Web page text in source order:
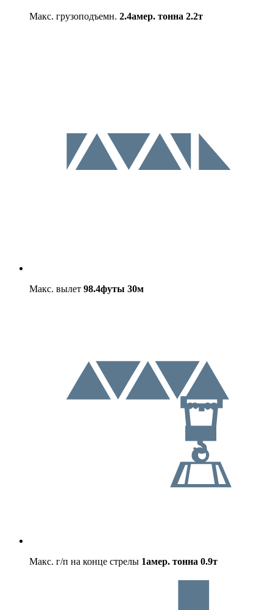
Макс. грузоподъемн. 2.4амер. тонна 2.2т
Макс. вылет 98.4футы 30м
Макс. г/п на конце стрелы 1амер. тонна 0.9т